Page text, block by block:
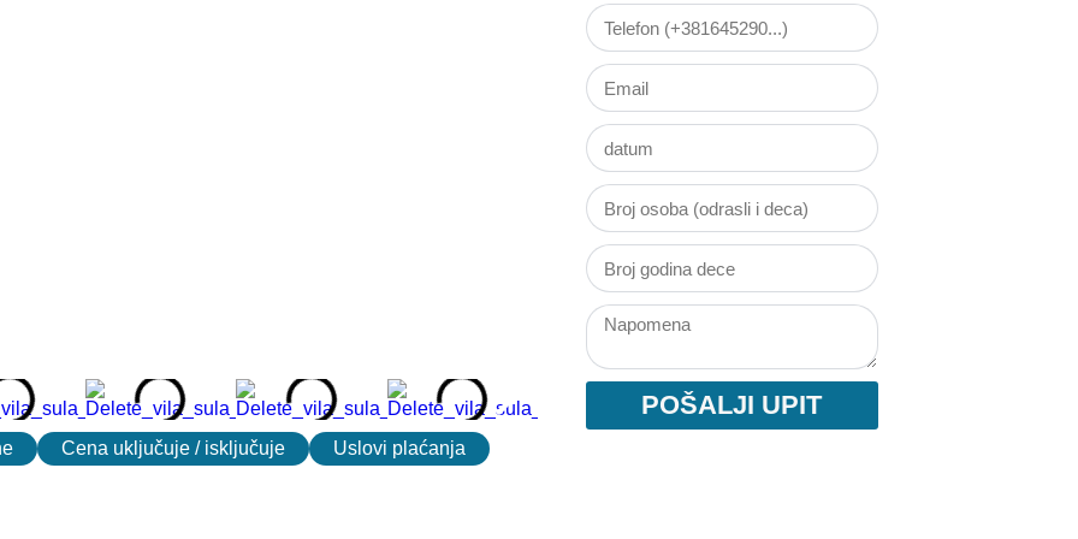
Cena uključuje / isključuje Uslovi plaćanja
POŠALJI UPIT